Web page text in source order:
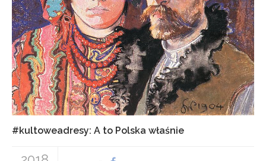
#kultoweadresy: A to Polska właśnie